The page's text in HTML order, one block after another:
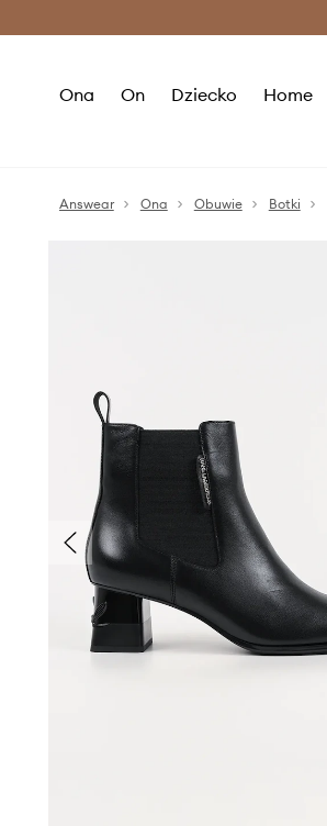
Ona On Dziecko Home
Answear Ona Obuwie Botki